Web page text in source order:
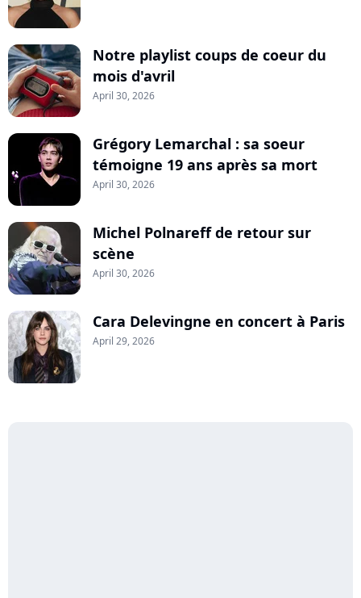
Notre playlist coups de coeur du
mois d'avril
April 30, 2026
Grégory Lemarchal : sa soeur
témoigne 19 ans après sa mort
April 30, 2026
Michel Polnareff de retour sur
scène
April 30, 2026
Cara Delevingne en concert à Paris
April 29, 2026